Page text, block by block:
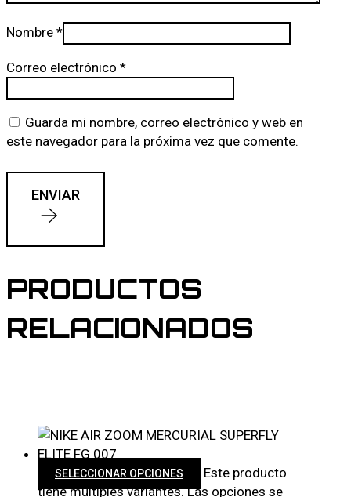
Nombre *
Correo electrónico *
Guarda mi nombre, correo electrónico y web en
este navegador para la próxima vez que comente.
ENVIAR
PRODUCTOS
RELACIONADOS
SELECCIONAR OPCIONES
Este producto
tiene múltiples variantes. Las opciones se